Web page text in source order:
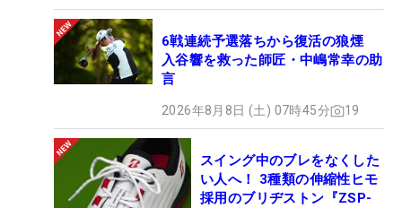
6戦連続予選落ちから復活の狼煙
入谷響を救った師匠・中嶋常幸の助
言
2026年8月8日 (土) 07時45分 19
スイング中のブレをなくした
い人へ！ 3種類の伸縮性ヒモ
採用のブリヂストン『ZSP-